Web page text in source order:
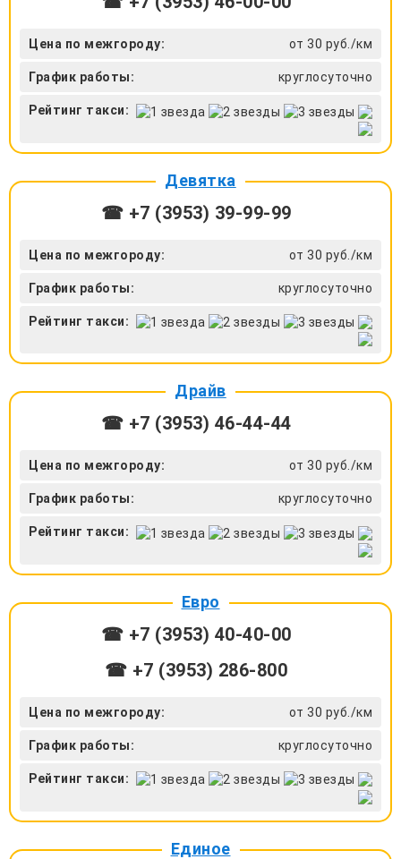
Цена по межгороду: от 30 руб./км
График работы: круглосуточно
Рейтинг такси:
Девятка
☎ +7 (3953) 39-99-99
Цена по межгороду: от 30 руб./км
График работы: круглосуточно
Рейтинг такси:
Драйв
☎ +7 (3953) 46-44-44
Цена по межгороду: от 30 руб./км
График работы: круглосуточно
Рейтинг такси:
Евро
☎ +7 (3953) 40-40-00
☎ +7 (3953) 286-800
Цена по межгороду: от 30 руб./км
График работы: круглосуточно
Рейтинг такси:
Единое